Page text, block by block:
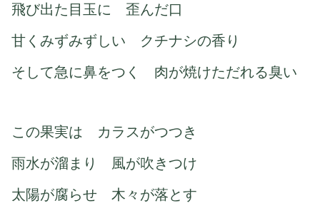
飛び出た目玉に 歪んだ口
甘くみずみずしい クチナシの香り
そして急に鼻をつく 肉が焼けただれる臭い
この果実は カラスがつつき
雨水が溜まり 風が吹きつけ
太陽が腐らせ 木々が落とす